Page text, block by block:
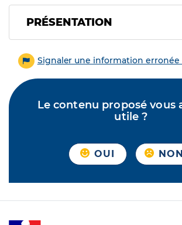
PRÉSENTATION
Signaler une information erronée
Le contenu proposé vous
utile ?
OUI NON